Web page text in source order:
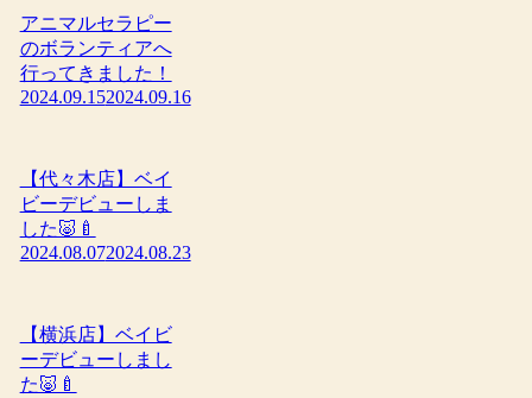
アニマルセラピー
のボランティアへ
行ってきました！
2024.09.152024.09.16
【代々木店】ベイ
ビーデビューしま
した🐷🍼
2024.08.072024.08.23
【横浜店】ベイビ
ーデビューしまし
た🐷🍼